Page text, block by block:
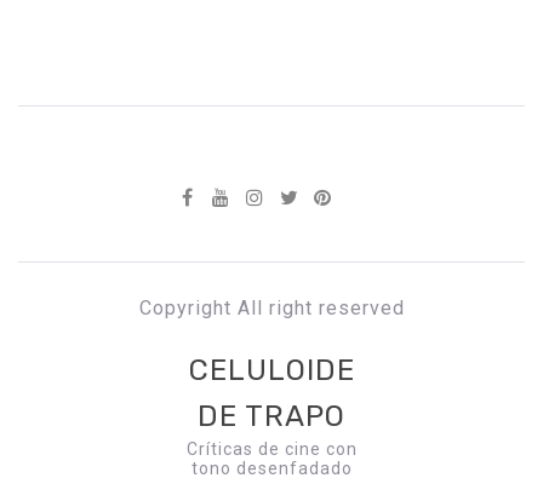
Copyright All right reserved
CELULOIDE
DE TRAPO
Críticas de cine con
tono desenfadado